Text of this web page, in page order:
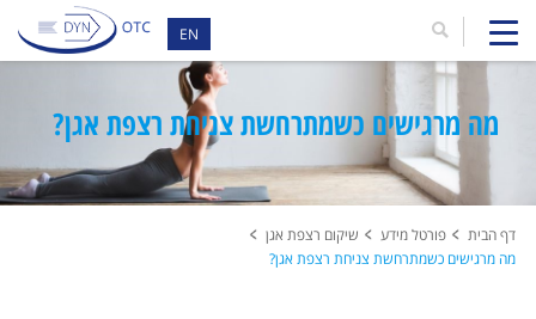
EN
מה מרגישים כשמתרחשת צניחת רצפת אגן?
דף הבית פורטל מידע
שיקום רצפת אגן
מה מרגישים כשמתרחשת צניחת רצפת אגן?